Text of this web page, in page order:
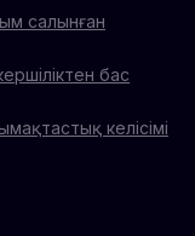
салынған
бас
келісімі